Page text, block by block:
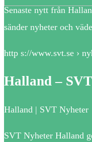
Senaste nytt från
sänder nyheter och
http s://www.svt.se ›
Halland –
Halland | SVT Nyheter
SVT Nyheter Halland